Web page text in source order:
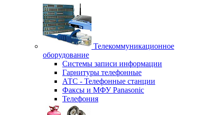
Телекоммуникационное
оборудование
Системы записи информации
Гарнитуры телефонные
АТС - Телефонные станции
Факсы и МФУ Panasonic
Телефония